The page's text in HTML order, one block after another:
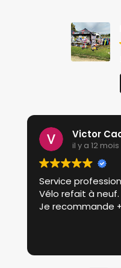
Victor
il y a 12 mois
Service
Vélo refait à neuf.
Je recommande